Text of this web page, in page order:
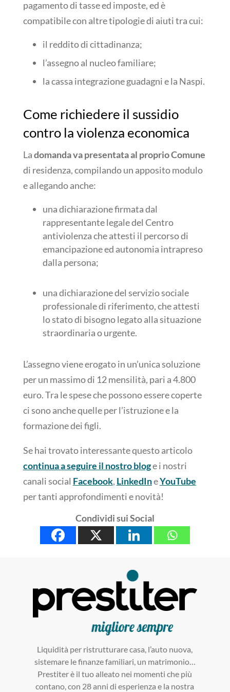
pagamento di tasse ed imposte, ed è
compatibile con altre tipologie di aiuti tra cui:
il reddito di cittadinanza;
l’assegno al nucleo familiare;
la cassa integrazione guadagni e la Naspi.
Come richiedere il sussidio
contro la violenza economica
Ladomanda va presentata al proprio Comune
di residenza, compilando un apposito modulo
e allegando anche:
una dichiarazione firmata dal
rappresentante legale del Centro
antiviolenza che attesti il percorso di
emancipazione ed autonomia intrapreso
dalla persona;
una dichiarazione del servizio sociale
professionale di riferimento, che attesti
lo stato di bisogno legato alla situazione
straordinaria o urgente.
L’assegno viene erogato in un’unica soluzione
per un massimo di 12 mensilità, pari a 4.800
euro. Tra le spese che possono essere coperte
ci sono anche quelle per l’istruzione e la
formazione dei figli.
Se hai trovato interessante questo articolo
continua a seguire il nostro bloge i nostri
canali social Facebook, LinkedIneYouTube
per tanti approfondimenti e novità!
Condividi sui Social
Liquidità per ristrutturare casa, l’auto nuova,
sistemare le finanze familiari, un matrimonio…
Prestiter è il tuo alleato nei momenti che più
contano, con 28 anni di esperienza e la nostra